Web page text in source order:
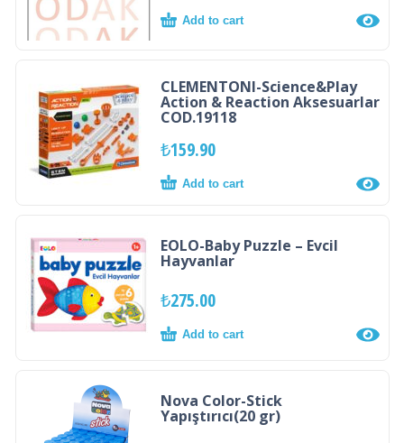
Add to cart
CLEMENTONI-Science&Play
Action & Reaction Aksesuarlar
COD.19118
₺159.90
Add to cart
EOLO-Baby Puzzle – Evcil
Hayvanlar
₺275.00
Add to cart
Nova Color-Stick
Yapıştırıcı(20 gr)